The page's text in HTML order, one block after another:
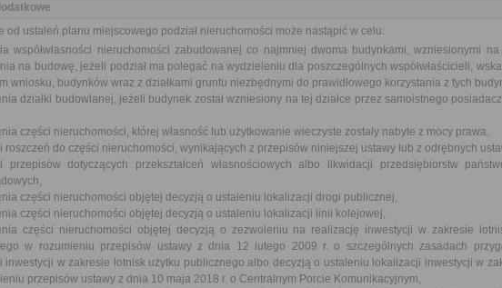
od ustaleń planu miejscowego podział nieruchomości może nastąpić w celu:
współwłasności nieruchomości zabudowanej co najmniej dwoma budynkami, wzniesionymi na
na budowę, jeżeli podział ma polegać na wydzieleniu dla poszczególnych współwłaścicieli,
wniosku, budynków wraz z działkami gruntu niezbędnymi do prawidłowego korzystania z tych
działki budowlanej, jeżeli budynek został wzniesiony na tej działce przez samoistnego
części nieruchomości, której własność lub użytkowanie wieczyste zostały nabyte z mocy prawa,
roszczeń do części nieruchomości, wynikających z przepisów niniejszej ustawy lub z odrębnych
przepisów dotyczących przekształceń własnościowych albo likwidacji przedsiębiorstw
części nieruchomości objętej decyzją o ustaleniu lokalizacji drogi publicznej,
części nieruchomości objętej decyzją o ustaleniu lokalizacji linii kolejowej,
części nieruchomości objętej decyzją o zezwoleniu na realizację inwestycji w zakresie
w rozumieniu przepisów ustawy z dnia 12 lutego 2009 r. o szczególnych zasadach
inwestycji w zakresie lotnisk użytku publicznego albo decyzją o ustaleniu lokalizacji inwestycji w
przepisów ustawy z dnia 10 maja 2018 r. o Centralnym Porcie Komunikacyjnym,